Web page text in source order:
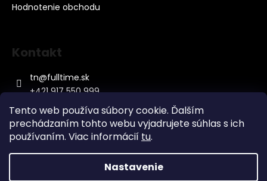
Tento web používa súbory cookie. Ďalším
prechádzaním tohto webu vyjadrujete súhlas s ich
používaním. Viac informácií tu.
Nastavenie
Hodnotenie obchodu
Kontakt
tn@fulltime.sk
+421 917 550 999